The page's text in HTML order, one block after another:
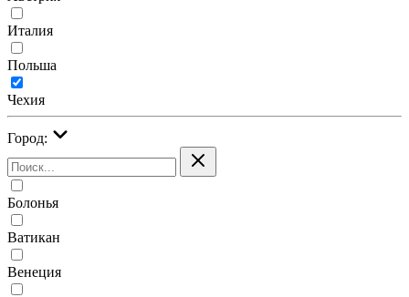
Италия
Польша
Чехия
Город:
Болонья
Ватикан
Венеция